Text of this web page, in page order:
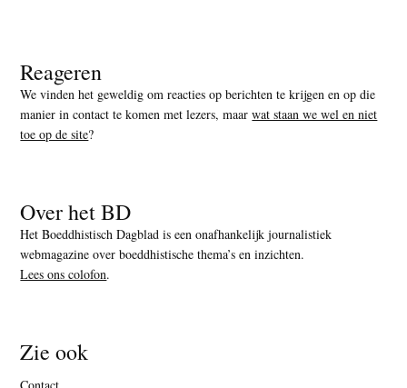
Reageren
We vinden het geweldig om reacties op berichten te krijgen en op die
manier in contact te komen met lezers, maarwat staan we wel en niet
toe op de site?
Over het BD
Het Boeddhistisch Dagblad is een onafhankelijk journalistiek
webmagazine over boeddhistische thema’s en inzichten.
Lees ons colofon.
Zie ook